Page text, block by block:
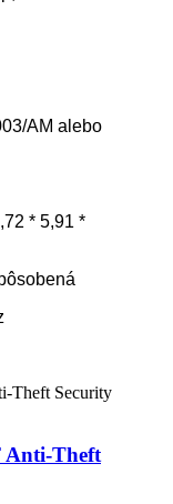
AM alebo
* 5,91 *
Anti-Theft